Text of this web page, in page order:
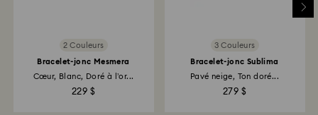
2 Couleurs
Bracelet-jonc Mesmera
Cœur, Blanc, Doré à l’or...
229 $
3 Couleurs
Bracelet-jonc Sublima
Pavé neige, Ton doré...
279 $